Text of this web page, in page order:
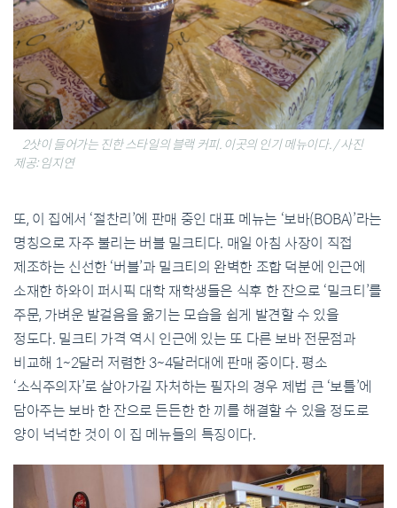
2샷이 들어가는 진한 스타일의 블랙 커피. 이곳의 인기 메뉴이다. / 사진
제공: 임지연
또, 이 집에서 ‘절찬리’에 판매 중인 대표 메뉴는 ‘보바(BOBA)’라는
명칭으로 자주불리는 버블 밀크티다. 매일 아침 사장이 직접
제조하는 신선한 ‘버블’과 밀크티의 완벽한 조합 덕분에 인근에
소재한 하와이 퍼시픽 대학 재학생들은 식후 한 잔으로 ‘밀크티’를
주문, 가벼운 발걸음을 옮기는 모습을 쉽게 발견할수 있을
정도다. 밀크티 가격 역시 인근에 있는또 다른 보바 전문점과
비교해 1~2달러 저렴한3~4달러대에 판매 중이다. 평소
‘소식주의자’로 살아가길 자처하는 필자의 경우 제법 큰 ‘보틀’에
담아주는보바 한 잔으로 든든한 한 끼를해결할 수 있을 정도로
양이 넉넉한 것이 이 집 메뉴들의 특징이다.